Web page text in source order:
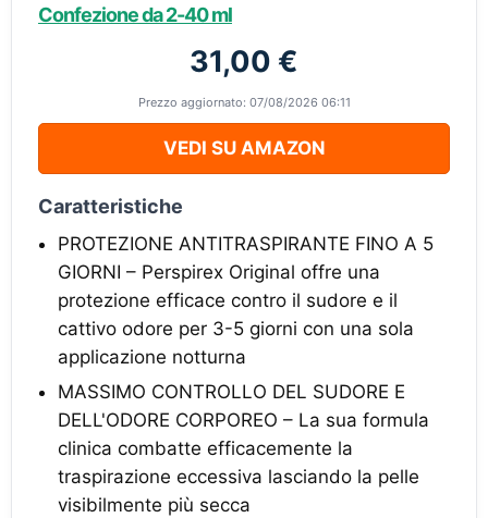
Confezione da 2-40 ml
31,00 €
Prezzo aggiornato: 07/08/2026 06:11
VEDI SU AMAZON
Caratteristiche
PROTEZIONE ANTITRASPIRANTE FINO A 5
GIORNI – Perspirex Original offre una
protezione efficace contro il sudore e il
cattivo odore per 3-5 giorni con una sola
applicazione notturna
MASSIMO CONTROLLO DEL SUDORE E
DELL'ODORE CORPOREO – La sua formula
clinica combatte efficacemente la
traspirazione eccessiva lasciando la pelle
visibilmente più secca